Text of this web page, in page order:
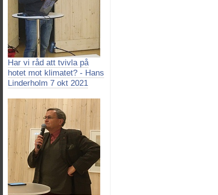
Har vi råd att tvivla på
hotet mot klimatet? - Hans
Linderholm 7 okt 2021